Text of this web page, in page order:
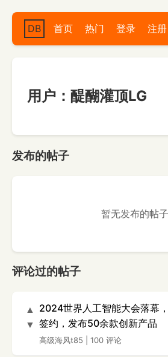
DB 首页 热门 登录 注册
用户：醍醐灌顶LG
发布的帖子
暂无发布的帖子
评论过的帖子
▲
▼
2024世界人工智能大会落幕
签约，发布50余款创新产品
高级海风t85 100 评论